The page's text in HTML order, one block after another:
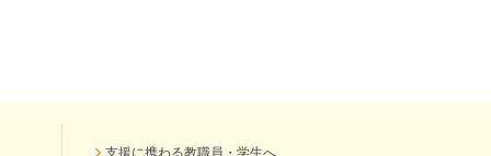
支援に携わる教職員・学生へ